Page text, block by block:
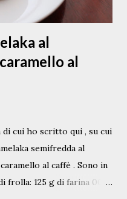
al
al
cui ho scritto qui , su cui
semifredda al
al caffè . Sono in
125 g di farina 00